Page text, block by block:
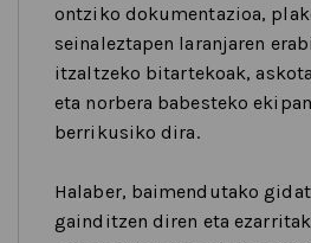
ontziko dokumentazioa,
seinaleztapen laranjaren
itzaltzeko bitartekoak,
eta norbera babesteko
berrikusiko dira.
Halaber, baimendutako
gainditzen diren eta